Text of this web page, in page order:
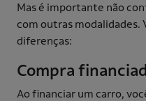
Mas é importante não
com outras modalidades.
diferenças:
Compra
Ao financiar um carro,